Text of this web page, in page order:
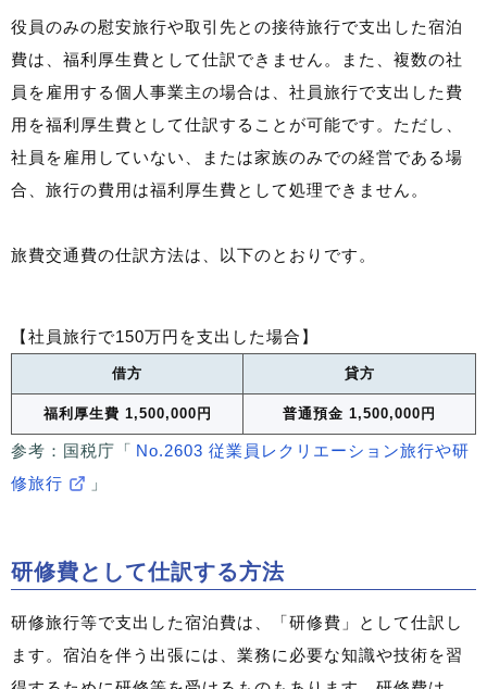
役員のみの慰安旅行や取引先との接待旅行で支出した宿泊
費は、福利厚生費として仕訳できません。また、複数の社
員を雇用する個人事業主の場合は、社員旅行で支出した費
用を福利厚生費として仕訳することが可能です。ただし、
社員を雇用していない、または家族のみでの経営である場
合、旅行の費用は福利厚生費として処理できません。
旅費交通費の仕訳方法は、以下のとおりです。
【社員旅行で150万円を支出した場合】
借方 貸方
福利厚生費 1,500,000円 普通預金 1,500,000円
参考：国税庁「 No.2603 従業員レクリエーション旅行や研
修旅行
」
研修費として仕訳する方法
研修旅行等で支出した宿泊費は、「研修費」として仕訳し
ます。宿泊を伴う出張には、業務に必要な知識や技術を習